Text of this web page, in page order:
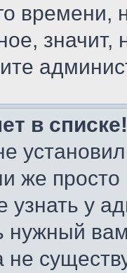
значит,
в списке!
же
узнать у
нужный
не